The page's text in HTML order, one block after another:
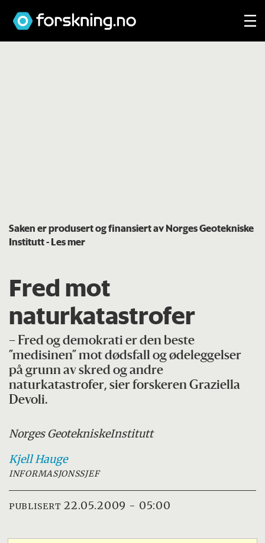
Saken er produsert og finansiert av Norges Geotekniske
Institutt- Les mer
Fred mot
naturkatastrofer
– Fred og demokrati er den beste
”medisinen” mot dødsfall og ødeleggelser
på grunn av skred og andre
naturkatastrofer, sier forskeren Graziella
Devoli.
Norges GeotekniskeInstitutt
KjellHauge
INFORMASJONSSJEF
PUBLISERT 22.05.2009 - 05:00